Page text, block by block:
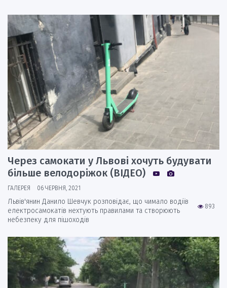
Через самокати у Львові хочуть будувати
більше велодоріжок (ВІДЕО)
ГАЛЕРЕЯ 06 ЧЕРВНЯ, 2021
893
Львів'янин Данило Шевчук розповідає, що чимало водіїв
електросамокатів нехтують правилами та створюють
небезпеку для пішоходів